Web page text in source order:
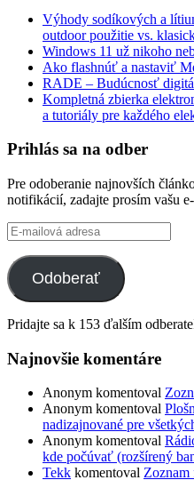
Výhody sodíkových a
outdoor použitie vs.
Windows 11 už nikoho
Ako flashnúť a nastaviť
RADE – Budúcnosť
Kompletná zbierka
a tutoriály pre každého
Prihlás sa na odber
Pre odoberanie najnovších
notifikácií, zadajte prosím vašu
E-
mailová
adresa
Odoberať
Pridajte sa k 153 ďalším
Najnovšie komentáre
Anonym komentoval
Anonym komentoval
nadizajnované pre
Anonym komentoval
kde počúvať (rozšírený
Tekk komentoval Zoznam